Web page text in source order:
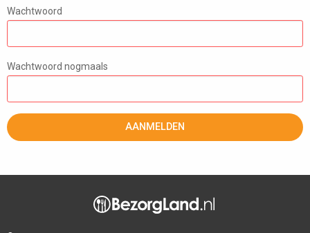
Wachtwoord
Wachtwoord nogmaals
AANMELDEN